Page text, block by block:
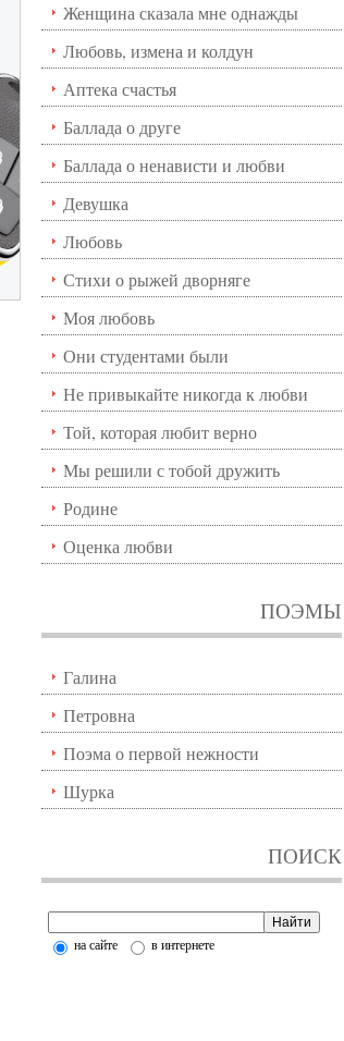
Женщина сказала мне однажды
Любовь, измена и колдун
Аптека счастья
Баллада о друге
Баллада о ненависти и любви
Девушка
Любовь
Стихи о рыжей дворняге
Моя любовь
Они студентами были
Не привыкайте никогда к любви
Той, которая любит верно
Мы решили с тобой дружить
Родине
Оценка любви
ПОЭМЫ
Галина
Петровна
Поэма о первой нежности
Шурка
ПОИСК
на сайте в интернете